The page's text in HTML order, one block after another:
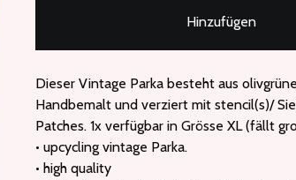
Hinzufügen
Dieser Vintage Parka besteht aus
Handbemalt und verziert mit stencil(s)/
Patches. 1x verfügbar in Grösse XL (fällt
• upcycling vintage Parka.
• high quality